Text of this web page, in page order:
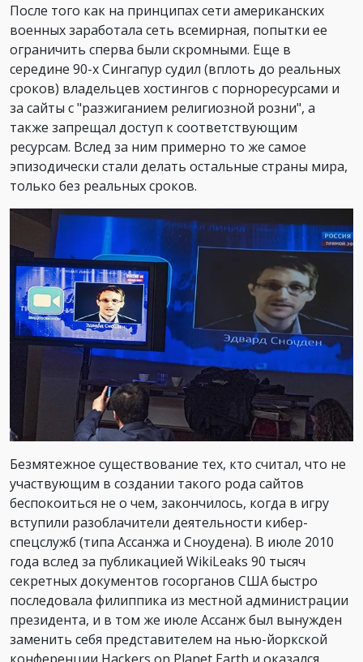
После того как на принципах сети американских
военных заработала сеть всемирная, попытки ее
ограничить сперва были скромными. Еще в
середине 90-х Сингапур судил (вплоть до реальных
сроков) владельцев хостингов с порноресурсами и
за сайты с "разжиганием религиозной розни", а
также запрещал доступ к соответствующим
ресурсам. Вслед за ним примерно то же самое
эпизодически стали делать остальные страны мира,
только без реальных сроков.
Безмятежное существование тех, кто считал, что не
участвующим в создании такого рода сайтов
беспокоиться не о чем, закончилось, когда в игру
вступили разоблачители деятельности кибер-
спецслужб (типа Ассанжа и Сноудена). В июле 2010
года вслед за публикацией WikiLeaks 90 тысяч
секретных документов госорганов США быстро
последовала филиппика из местной администрации
президента, и в том же июле Ассанж был вынужден
заменить себя представителем на нью-йоркской